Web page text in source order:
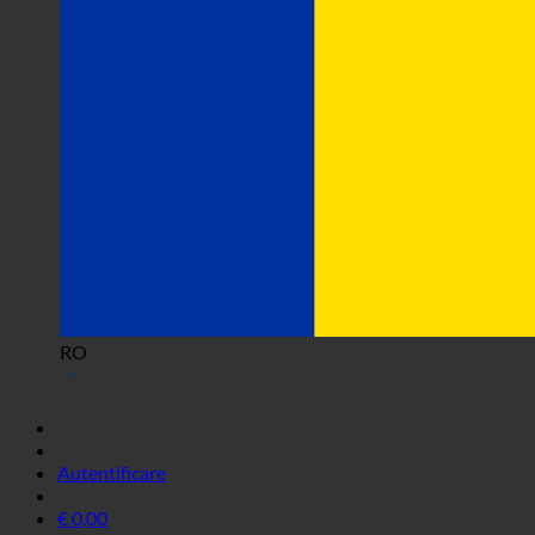
RO
Autentificare
€0,00